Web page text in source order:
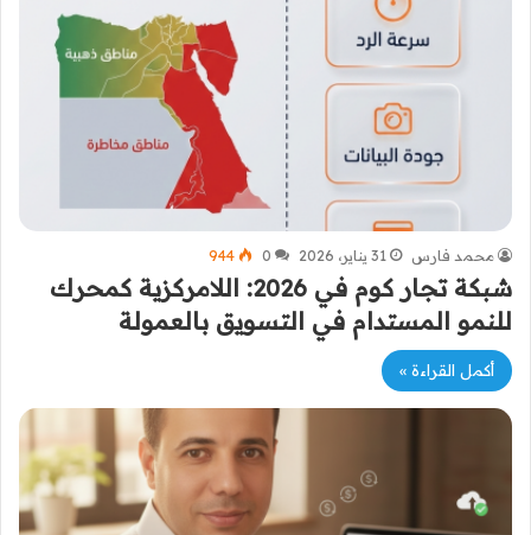
محمد فارس 31 يناير، 2026 0
944
شبكة تجار كوم في 2026: اللامركزية كمحرك
للنمو المستدام في التسويق بالعمولة
أكمل القراءة »